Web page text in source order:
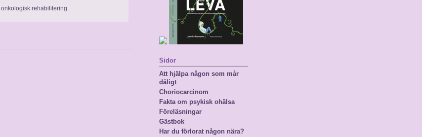
onkologisk rehabilitering
Sidor
Att hjälpa någon som mår
dåligt
Choriocarcinom
Fakta om psykisk ohälsa
Föreläsningar
Gästbok
Har du förlorat någon nära?